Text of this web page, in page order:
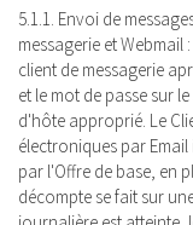
5.1.1. Envoi de
messagerie et Webmail
client de messagerie
et le mot de passe sur
d'hôte approprié. Le
électroniques par
par l'Offre de base, en
décompte se fait sur